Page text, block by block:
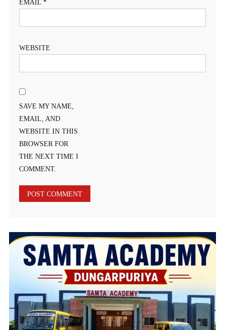
EMAIL *
WEBSITE
SAVE MY NAME,
EMAIL, AND
WEBSITE IN THIS
BROWSER FOR
THE NEXT TIME I
COMMENT.